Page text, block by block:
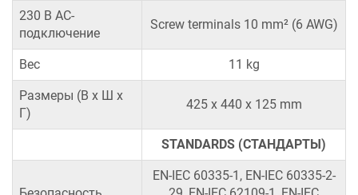
230 В AC-
подключение
Screw terminals 10 mm² (6 AWG)
Вес 11 kg
Размеры (В х Ш х
Г)
425 x 440 x 125 mm
STANDARDS (СТАНДАРТЫ)
EN-IEC 60335-1, EN-IEC 60335-2-